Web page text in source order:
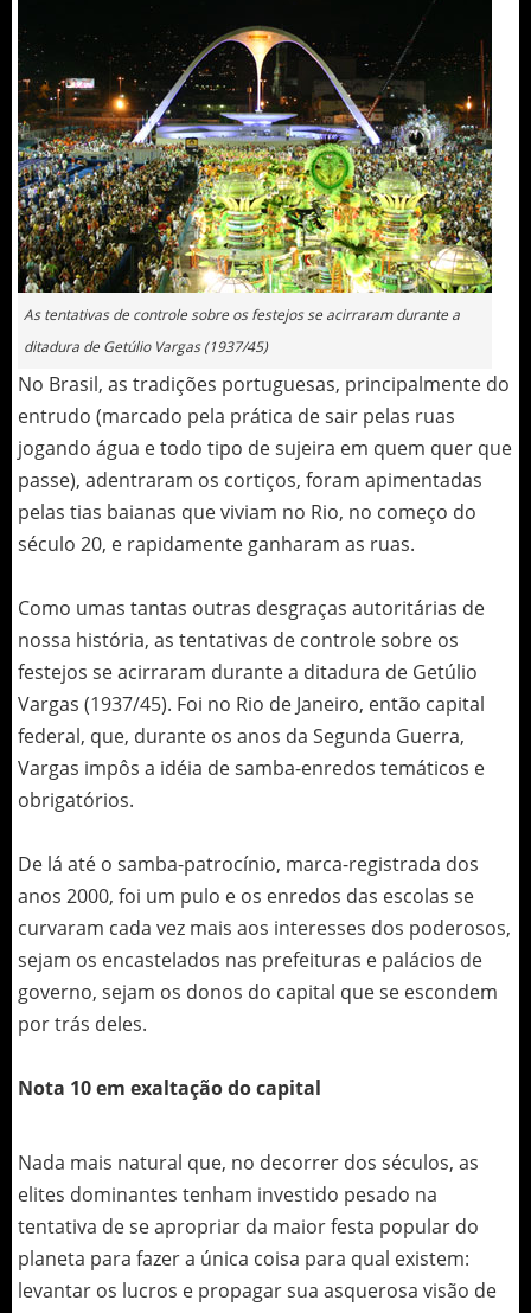
As tentativas de controle sobre os festejos se acirraram durante a
ditadura de Getúlio Vargas (1937/45)
No Brasil, as tradições portuguesas, principalmente do
entrudo (marcado pela prática de sair pelas ruas
jogando água e todo tipo de sujeira em quem quer que
passe), adentraram os cortiços, foram apimentadas
pelas tias baianas que viviam no Rio, no começo do
século 20, e rapidamente ganharam as ruas.
Como umas tantas outras desgraças autoritárias de
nossa história, as tentativas de controle sobre os
festejos se acirraram durante a ditadura de Getúlio
Vargas (1937/45). Foi no Rio de Janeiro, então capital
federal, que, durante os anos da Segunda Guerra,
Vargas impôs a idéia de samba-enredos temáticos e
obrigatórios.
De lá até o samba-patrocínio, marca-registrada dos
anos 2000, foi um pulo e os enredos das escolas se
curvaram cada vez mais aos interesses dos poderosos,
sejam os encastelados nas prefeituras e palácios de
governo, sejam os donos do capital que se escondem
por trás deles.
Nota 10 em exaltação do capital
Nada mais natural que, no decorrer dos séculos, as
elites dominantes tenham investido pesado na
tentativa de se apropriar da maior festa popular do
planeta para fazer a única coisa para qual existem:
levantar os lucros e propagar sua asquerosa visão de